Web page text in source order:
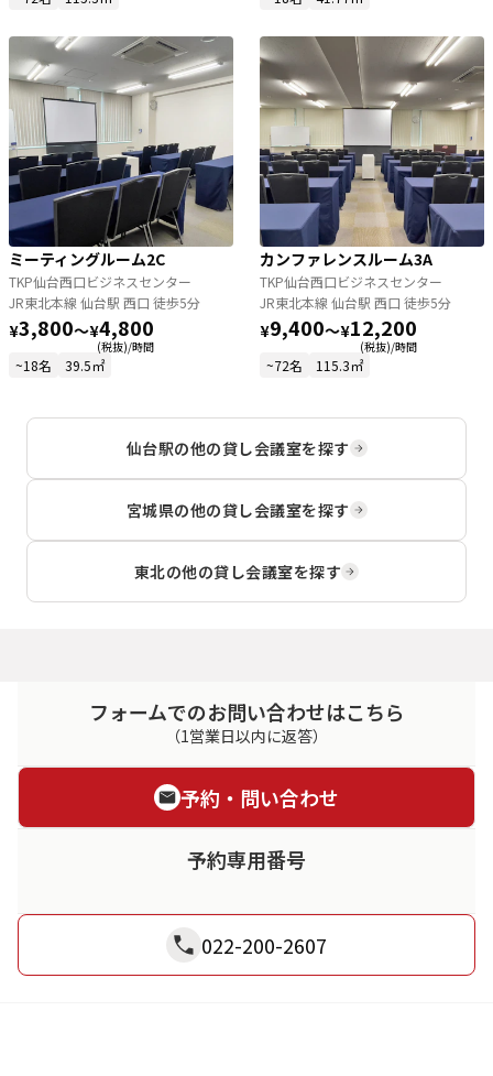
ミーティングルーム2C
TKP仙台西口ビジネスセンター
JR東北本線 仙台駅 西口 徒歩5分
¥3,800〜¥4,800
(税抜)/時間
~18名 39.5㎡
カンファレンスルーム3A
TKP仙台西口ビジネスセンター
JR東北本線 仙台駅 西口 徒歩5分
¥9,400〜¥12,200
(税抜)/時間
~72名 115.3㎡
仙台駅の他の貸し会議室を探す
宮城県の他の貸し会議室を探す
東北の他の貸し会議室を探す
フォームでのお問い合わせはこちら
（1営業日以内に返答）
予約・問い合わせ
予約専用番号
022-200-2607